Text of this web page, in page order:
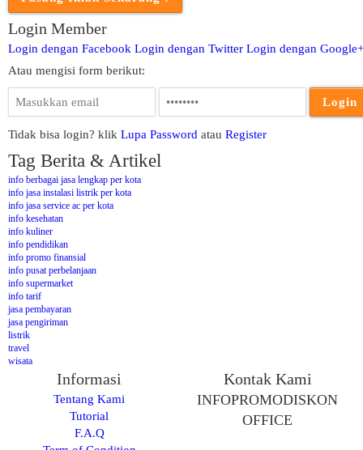
Login Member
Login dengan Facebook Login dengan Twitter Login dengan Google+
Atau mengisi form berikut:
Tidak bisa login? klik Lupa Password atau Register
Tag Berita & Artikel
info berbagai jasa lengkap per kota
info jasa instalasi listrik per kota
info jasa service ac per kota
info kesehatan
info kuliner
info pendidikan
info promo finansial
info pusat perbelanjaan
info supermarket
info tarif
jasa pembayaran
jasa pengiriman
listrik
travel
wisata
Informasi
Tentang Kami
Tutorial
F.A.Q
Kontak Kami
INFOPROMODISKON
OFFICE